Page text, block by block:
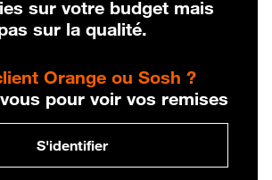
sur votre budget mais
sur la qualité.
Orange ou Sosh ?
pour voir vos remises
S'identifier